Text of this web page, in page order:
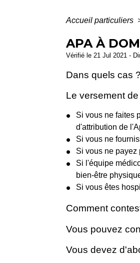
Accueil particuliers
APA À
Vérifié le 21 Jul 2021 -
Dans quels cas ?
Le versement
Si vous ne faites
d'attribution de
Si vous ne
Si vous ne payez
Si l'équipe
bien-être
Si vous êtes
Comment
Vous pouvez
Vous devez